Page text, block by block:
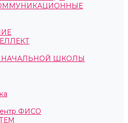
НАЧАЛЬНОЙ ШКОЛЫ
ФИСО